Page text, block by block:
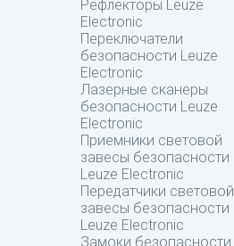
Рефлекторы Leuze
Electronic
Переключатели
безопасности Leuze
Electronic
Лазерные сканеры
безопасности Leuze
Electronic
Приемники световой
завесы безопасности
Leuze Electronic
Передатчики световой
завесы безопасности
Leuze Electronic
Замоки безопасности